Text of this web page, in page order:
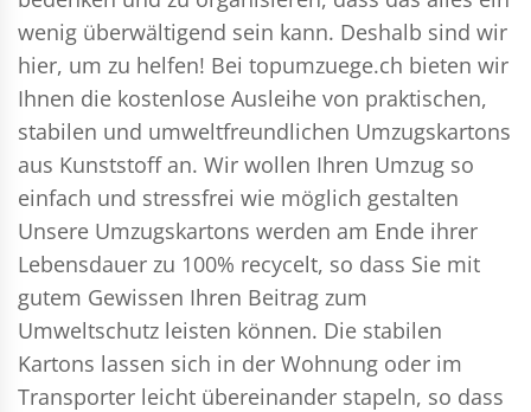
wenig überwältigend sein kann. Deshalb sind wir
hier, um zu helfen! Bei topumzuege.ch bieten wir
Ihnen die kostenlose Ausleihe von praktischen,
stabilen und umweltfreundlichen Umzugskartons
aus Kunststoff an. Wir wollen Ihren Umzug so
einfach und stressfrei wie möglich gestalten
Unsere Umzugskartons werden am Ende ihrer
Lebensdauer zu 100% recycelt, so dass Sie mit
gutem Gewissen Ihren Beitrag zum
Umweltschutz leisten können. Die stabilen
Kartons lassen sich in der Wohnung oder im
Transporter leicht übereinander stapeln, so dass